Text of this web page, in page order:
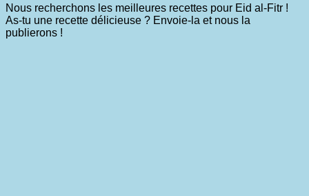
Nous recherchons les meilleures recettes pour Eid al-Fitr !
As-tu une recette délicieuse ? Envoie-la et nous la
publierons !